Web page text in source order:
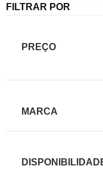
FILTRAR POR
PREÇO
MARCA